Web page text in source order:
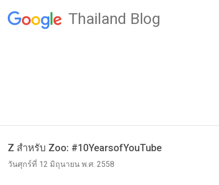
Thailand Blog
Z สำหรับ Zoo: #10YearsofYouTube
วันศุกร์ที่ 12 มิถุนายน พ.ศ. 2558